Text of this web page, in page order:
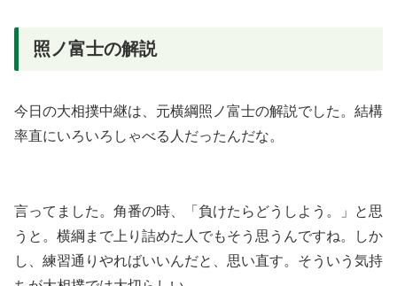
照ノ富士の解説
今日の大相撲中継は、元横綱照ノ富士の解説でした。結構
率直にいろいろしゃべる人だったんだな。
言ってました。角番の時、「負けたらどうしよう。」と思
うと。横綱まで上り詰めた人でもそう思うんですね。しか
し、練習通りやればいいんだと、思い直す。そういう気持